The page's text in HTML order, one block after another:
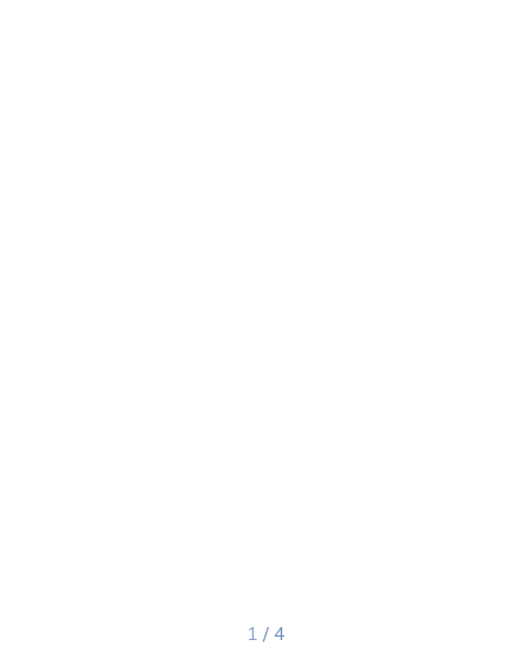
1 / 4